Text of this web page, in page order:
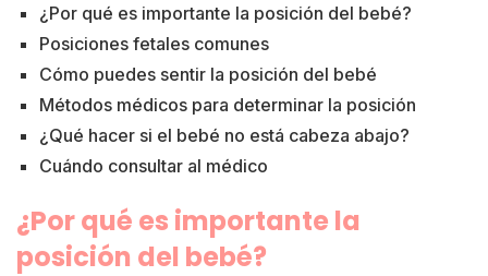
¿Por qué es importante la posición del bebé?
Posiciones fetales comunes
Cómo puedes sentir la posición del bebé
Métodos médicos para determinar la posición
¿Qué hacer si el bebé no está cabeza abajo?
Cuándo consultar al médico
¿Por qué es importante la
posición del bebé?